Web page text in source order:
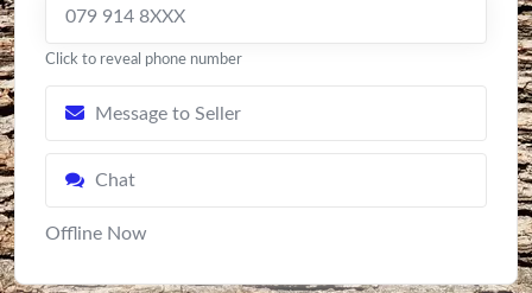
079 914 8XXX
Click to reveal phone number
Message to Seller
Chat
Offline Now